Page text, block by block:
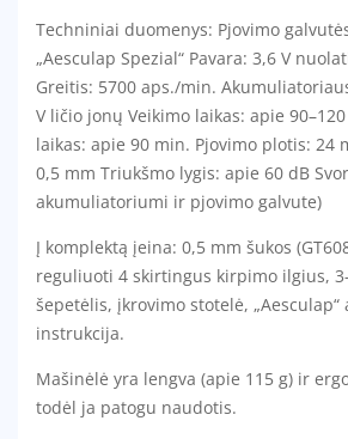
Techniniai duomenys: Pjovimo
„Aesculap Spezial“ Pavara: 3,6 V
Greitis: 5700 aps./min.
V ličio jonų Veikimo laikas: apie
laikas: apie 90 min. Pjovimo plotis: 24
0,5 mm Triukšmo lygis: apie 60 dB
akumuliatoriumi ir pjovimo galvute)
Į komplektą įeina: 0,5 mm šukos
reguliuoti 4 skirtingus kirpimo ilgius,
šepetėlis, įkrovimo stotelė,
instrukcija.
Mašinėlė yra lengva (apie 115 g) ir
todėl ja patogu naudotis.